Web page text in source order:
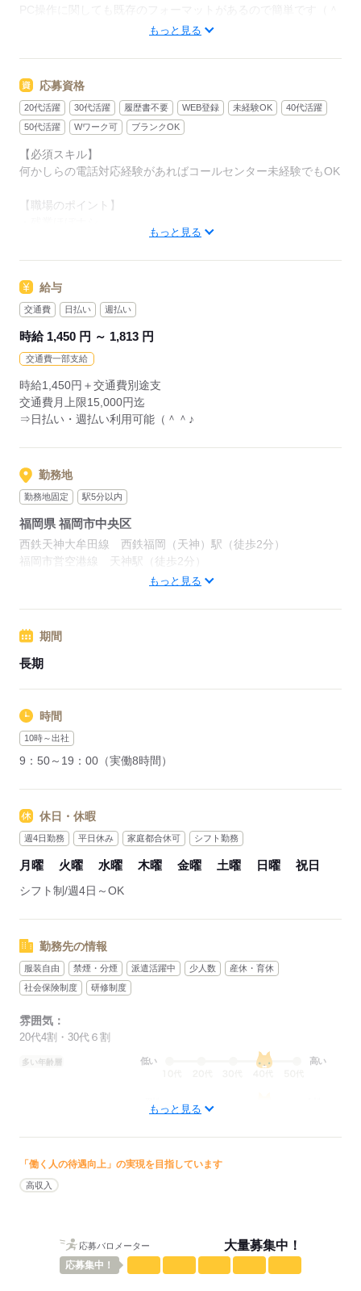
PC操作に関しても既存のフォーマットがあるので簡単です（＾
＊基本的にはWEBでの再配達の依頼が多いため
電話での依頼は少なめです。
～～1日の流れ（例）～～
9：00 朝礼
10：30 メールのチェックや電話対応
12：30 昼食
19：00 退社
入社日より1週間程度の研修期間がございます。
研修終了後もしばらくは先輩スタッフが付き添いながらの就業
となりますので安心。
応募する
もっと見る
応募資格
20代活躍 30代活躍 履歴書不要 WEB登録 未経験OK
40代活躍
50代活躍
Wワーク可 ブランクOK
【必須スキル】
何かしらの電話対応経験があればコールセンター未経験でもOK
【職場のポイント】
→お願いする場合もありますが、基本定時あがりで安心♪
一人で悩まないでOK！
あなたに合ったお仕事も今後ご紹介可能です
【 お仕事のポイント 】
・ マニュアルを見ながらご案内でOK
・すでに利用中のお客様対応だから安心
応募する
もっと見る
給与
交通費 日払い 週払い
時給 1,450 円 ～ 1,813 円
交通費一部支給
時給1,450円＋交通費別途支
交通費月上限15,000円迄
⇒日払い・週払い利用可能（＾＾♪
勤務地
勤務地固定 駅5分以内
福岡県 福岡市中央区
西鉄天神大牟田線 西鉄福岡（天神）駅（徒歩2分）
福岡市営空港線 天神駅（徒歩2分）
福岡市営七隈線 天神南駅（徒歩2分）
もっと見る
期間
長期
時間
10時～出社
9：50～19：00（実働8時間）
休日・休暇
週4日勤務 平日休み 家庭都合休可 シフト勤務
月曜 火曜 水曜 木曜 金曜 土曜 日曜 祝日
シフト制/週4日～OK
勤務先の情報
服装自由 禁煙・分煙 派遣活躍中 少人数
産休・育休
社会保険制度
研修制度
雰囲気：
20代4割・30代６割
多い年齢層 低い 高い
職場の様子
平均年齢48歳
その他
もっと見る
「働く人の待遇向上」の実現を目指しています
高収入
応募バロメーター 大量募集中！
応募集中！